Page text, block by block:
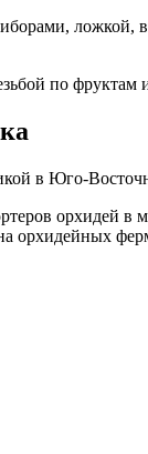
ложкой,
по фруктам
в ​​Юго-
орхидей в
орхидейных